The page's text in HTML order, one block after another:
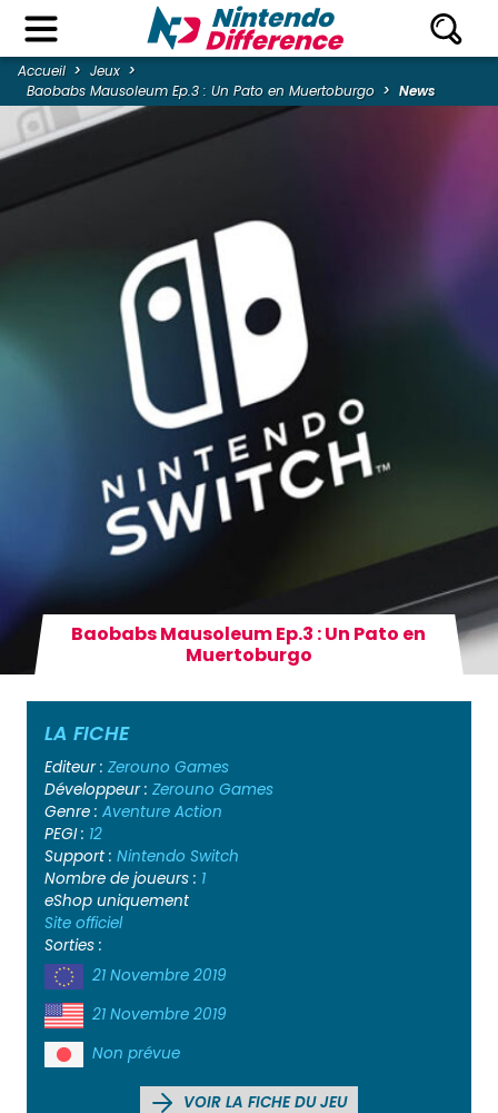
Accueil
Jeux
Baobabs Mausoleum Ep.3 : Un Pato en Muertoburgo
News
Baobabs Mausoleum Ep.3 : Un Pato en
Muertoburgo
LA FICHE
Editeur : Zerouno Games
Développeur : Zerouno Games
Genre : Aventure Action
PEGI : 12
Support : Nintendo Switch
Nombre de joueurs : 1
eShop uniquement
Site officiel
Sorties :
21 Novembre 2019
21 Novembre 2019
Non prévue
VOIR LA FICHE DU JEU